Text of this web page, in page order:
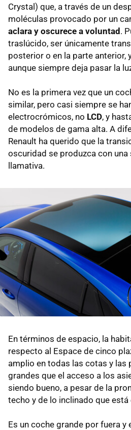
Crystal) que, a través de un
moléculas provocado por un
aclara y oscurece a voluntad.
traslúcido, ser únicamente
posterior o en la parte anterior,
aunque siempre deja pasar la
No es la primera vez que un
similar, pero casi siempre se
electrocrómicos, no LCD, y
de modelos de gama alta. A
Renault ha querido que la
oscuridad se produzca con una
llamativa.
En términos de espacio, la
respecto al Espace de cinco
amplio en todas las cotas y las
grandes que el acceso a los
siendo bueno, a pesar de la
techo y de lo inclinado que está
Es un coche grande por fuera